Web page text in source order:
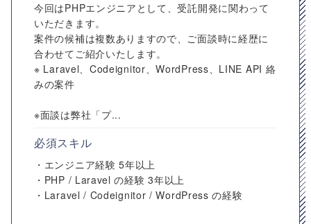
今回はPHPエンジニアとして、受託開発に関わって
いただきます。
案件の候補は複数ありますので、ご面談時に経歴に
合わせてご紹介いたします。
※ Laravel、Codeignitor、WordPress、LINE API 絡
みの案件
※面談は弊社「プ...
必須スキル
・エンジニア経験 5年以上
・PHP / Laravel の経験 3年以上
・Laravel / Codeignitor / WordPress の経験